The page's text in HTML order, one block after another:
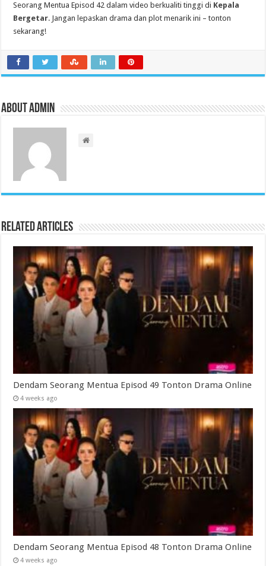
Seorang Mentua Episod 42 dalam video berkualiti tinggi di Kepala
Bergetar. Jangan lepaskan drama dan plot menarik ini – tonton
sekarang!
About admin
Related Articles
Dendam Seorang Mentua Episod 49 Tonton Drama Online
4 weeks ago
Dendam Seorang Mentua Episod 48 Tonton Drama Online
4 weeks ago